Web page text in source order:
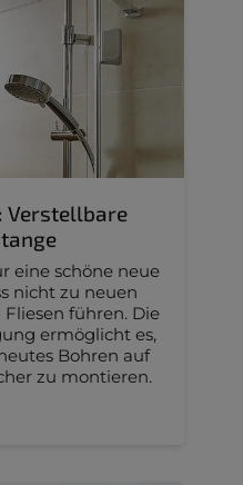
Verstellbare
eine schöne neue
nicht zu neuen
führen. Die
ermöglicht es,
Bohren auf
zu montieren.